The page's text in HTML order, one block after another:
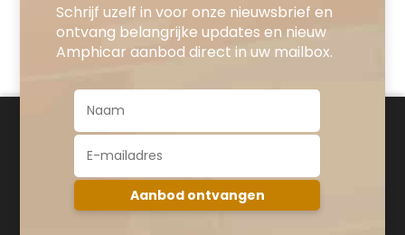
Schrijf uzelf in voor onze nieuwsbrief en
ontvang belangrijke updates en nieuw
Amphicar aanbod direct in uw mailbox.